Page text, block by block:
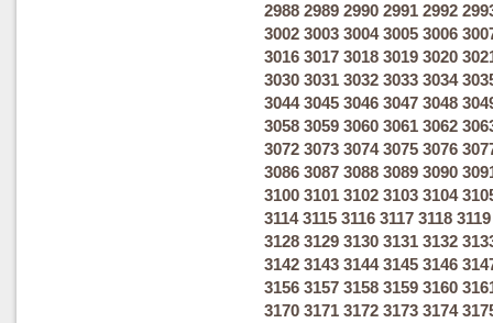
2988 2989 2990 2991 2992
3002 3003 3004 3005 3006
3016 3017 3018 3019 3020
3030 3031 3032 3033 3034
3044 3045 3046 3047 3048
3058 3059 3060 3061 3062
3072 3073 3074 3075 3076
3086 3087 3088 3089 3090
3100 3101 3102 3103 3104
3114 3115 3116 3117 3118 3119
3128 3129 3130 3131 3132
3142 3143 3144 3145 3146
3156 3157 3158 3159 3160
3170 3171 3172 3173 3174